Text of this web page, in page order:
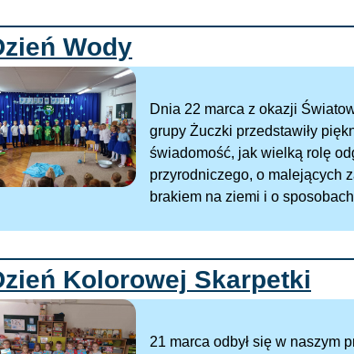
Wody
Dnia 22 marca z okazji
grupy Żuczki przedstawiły
świadomość, jak wielką rolę
przyrodniczego, o malejących
brakiem na ziemi i o
Kolorowej Skarpetki
21 marca odbył się w naszym